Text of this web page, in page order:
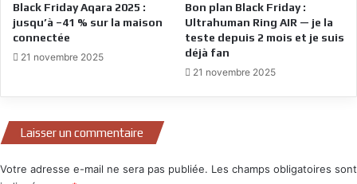
Black Friday Aqara 2025 :
jusqu’à –41 % sur la maison
connectée
21 novembre 2025
Bon plan Black Friday :
Ultrahuman Ring AIR — je la
teste depuis 2 mois et je suis
déjà fan
21 novembre 2025
Laisser un commentaire
Votre adresse e-mail ne sera pas publiée. Les champs obligatoires sont